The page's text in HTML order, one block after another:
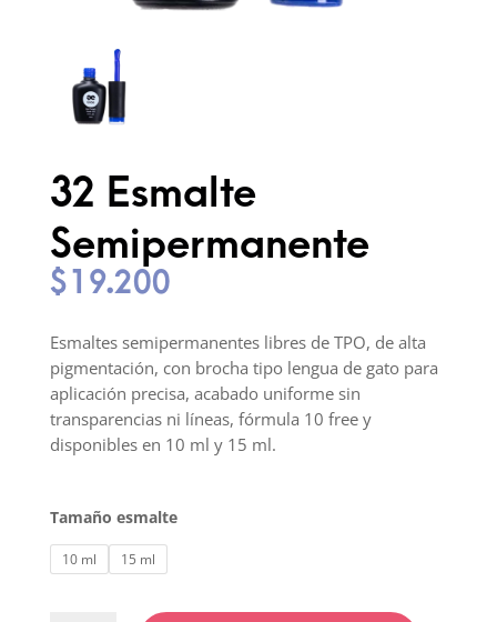
32 Esmalte
Semipermanente
$19.200
Esmaltes semipermanentes libres de TPO, de alta
pigmentación, con brocha tipo lengua de gato para
aplicación precisa, acabado uniforme sin
transparencias ni líneas, fórmula 10 free y
disponibles en 10 ml y 15 ml.
Tamaño esmalte
10 ml 15 ml